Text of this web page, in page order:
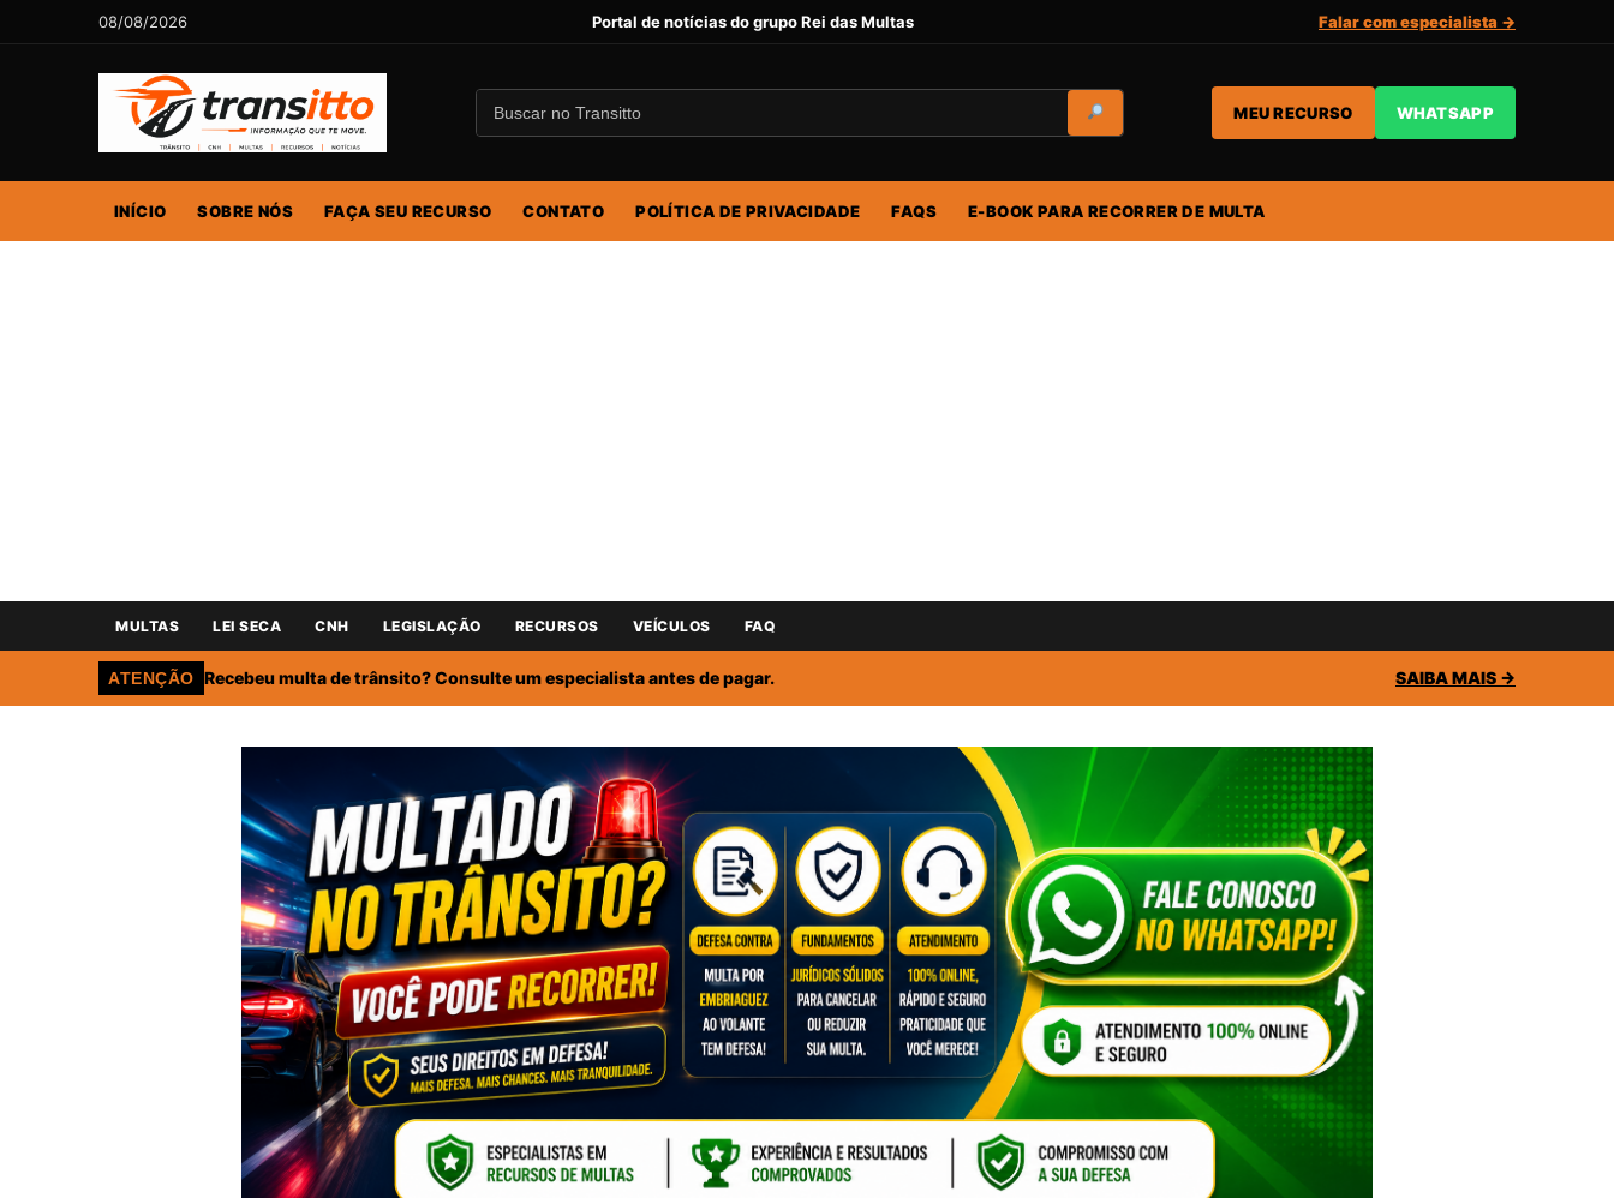
08/08/2026 Portal de notícias do grupo Rei das Multas Falar com especialista →
MEU RECURSO WHATSAPP
INÍCIO SOBRE NÓS FAÇA SEU RECURSO CONTATO POLÍTICA DE PRIVACIDADE FAQS E-BOOK PARA RECORRER DE MULTA
MULTAS LEI SECA CNH LEGISLAÇÃO RECURSOS VEÍCULOS FAQ
ATENÇÃO Recebeu multa de trânsito? Consulte um especialista antes de pagar. SAIBA MAIS →